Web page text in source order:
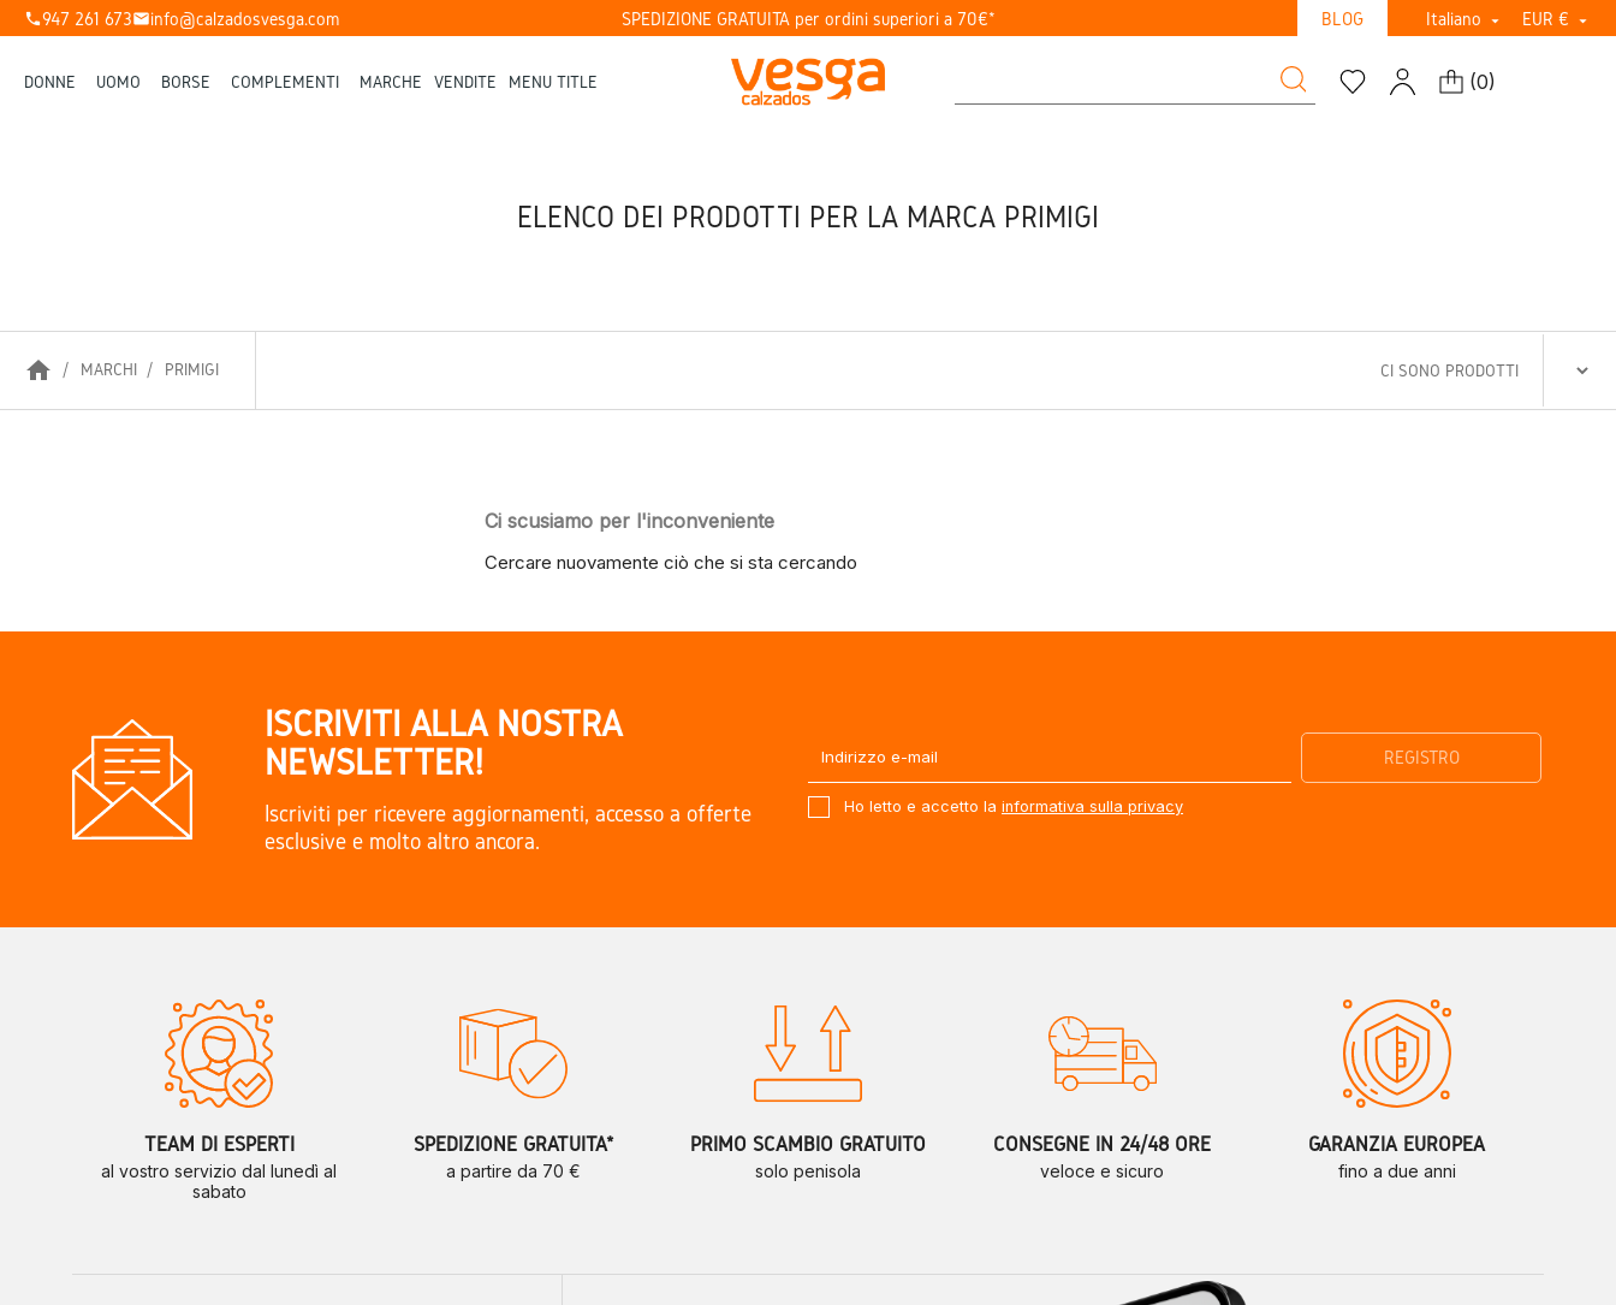
phone947 261 673mailinfo@calzadosvesga.com SPEDIZIONE GRATUITA per ordini superiori a 70€* BLOG Italiano  EUR € 
DONNE UOMO BORSE COMPLEMENTI MARCHE VENDITE MENU TITLE (0)
ELENCO DEI PRODOTTI PER LA MARCA PRIMIGI
home MARCHI PRIMIGI CI SONO PRODOTTI
Ci scusiamo per l'inconveniente
Cercare nuovamente ciò che si sta cercando
ISCRIVITI ALLA NOSTRA
NEWSLETTER!
Iscriviti per ricevere aggiornamenti, accesso a offerte
esclusive e molto altro ancora.
Ho letto e accetto la informativa sulla privacy
TEAM DI ESPERTI
al vostro servizio dal lunedì al
sabato
SPEDIZIONE GRATUITA*
a partire da 70 €
PRIMO SCAMBIO GRATUITO
solo penisola
CONSEGNE IN 24/48 ORE
veloce e sicuro
GARANZIA EUROPEA
fino a due anni